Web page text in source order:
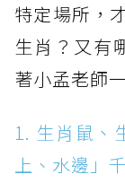
特定場所，
生肖？又有
著小孟老師
1. 生肖鼠、
上、水邊」